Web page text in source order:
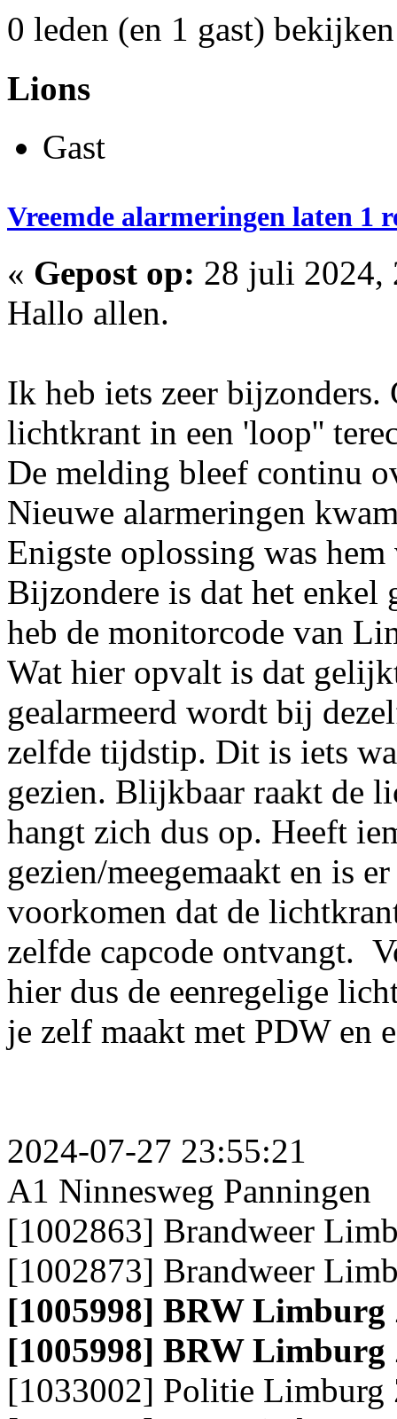
0 leden (en 1 gast)
Lions
Gast
Vreemde alarmeringen laten 1
« Gepost op: 28 juli 2024,
Hallo allen.
Ik heb iets zeer
lichtkrant in een 'loop''
De melding bleef continu
Nieuwe alarmeringen
Enigste oplossing was
Bijzondere is dat het
heb de monitorcode van
Wat hier opvalt is dat
gealarmeerd wordt bij
zelfde tijdstip. Dit is iets
gezien. Blijkbaar raakt de
hangt zich dus op. Heeft
gezien/meegemaakt en is
voorkomen dat de
zelfde capcode ontvangt.
hier dus de eenregelige
je zelf maakt met PDW en
2024-07-27 23:55:21
A1 Ninnesweg Panningen
[1002863] Brandweer
[1002873] Brandweer
[1005998] BRW
[1005998] BRW
[1033002] Politie Limburg